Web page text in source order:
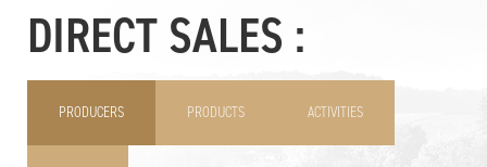
DIRECT SALES :
PRODUCERS PRODUCTS ACTIVITIES